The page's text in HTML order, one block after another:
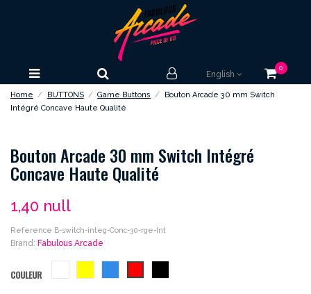
English
0
Home BUTTONS Game Buttons
Bouton Arcade 30 mm Switch
Intégré Concave Haute Qualité
Bouton Arcade 30 mm Switch Intégré
Concave Haute Qualité
1,40 null
Reference B-switch-integ-Conc-30-rge-Int
Brand: Fabulous Arcade
COULEUR